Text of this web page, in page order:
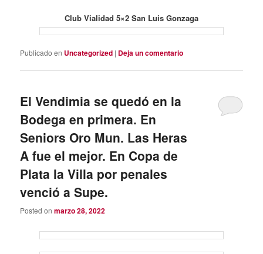
Club Vialidad 5×2 San Luis Gonzaga
Publicado en Uncategorized | Deja un comentario
El Vendimia se quedó en la
Bodega en primera. En
Seniors Oro Mun. Las Heras
A fue el mejor. En Copa de
Plata la Villa por penales
venció a Supe.
Posted onmarzo 28, 2022